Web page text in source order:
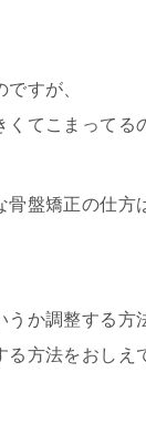
すが、
てこまってる
骨盤矯正の仕方
うか調整する方
る方法をおしえ